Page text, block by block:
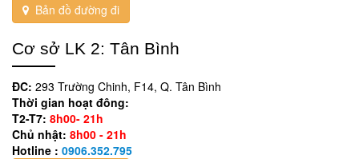
Bản đồ đường đi
Cơ sở LK 2: Tân Bình
ĐC: 293 Trường Chinh, F14, Q. Tân Bình
Thời gian hoạt đông:
T2-T7: 8h00- 21h
Chủ nhật: 8h00 - 21h
Hotline : 0906.352.795